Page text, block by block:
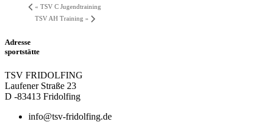
« TSV C Jugendtraining
TSV AH Training »
Adresse
sportstätte
TSV FRIDOLFING
Laufener Straße 23
D -83413 Fridolfing
info@tsv-fridolfing.de